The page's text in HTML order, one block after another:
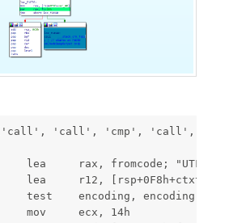
['call', 'call', 'cmp', 'call',
lea     rax, fromcode; "UTF-8"
lea     r12, [rsp+0F8h+ctxt]
test    encoding, encoding
mov     ecx, 14h